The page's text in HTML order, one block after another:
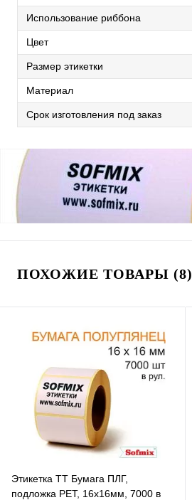
Использование риббона
Цвет
Размер этикетки
Материал
Срок изготовления под заказ
ПОХОЖИЕ ТОВАРЫ (8)
Этикетка ТТ Бумага ПЛГ,
подложка РЕТ, 16х16мм, 7000 в